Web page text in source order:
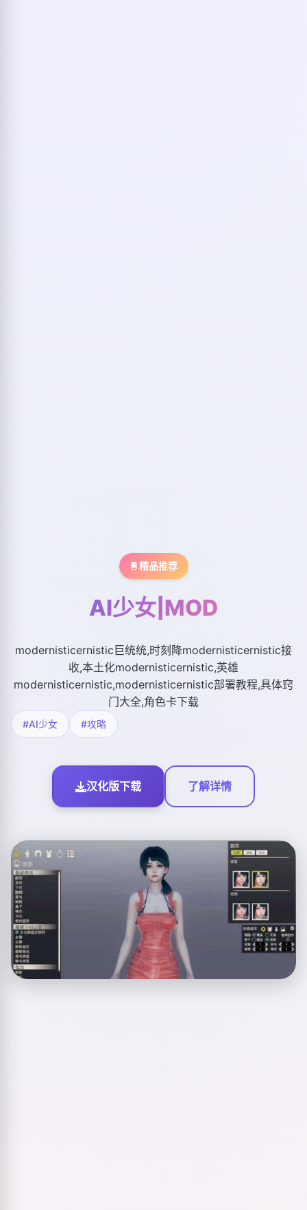
🖲️ 精品推荐
AI少女|MOD
modernisticernistic巨统统,时刻降modernisticernistic接
收,本土化modernisticernistic,英雄
modernisticernistic,modernisticernistic部署教程,具体窍
门大全,角色卡下载
#AI少女 #攻略
汉化版下载 了解详情